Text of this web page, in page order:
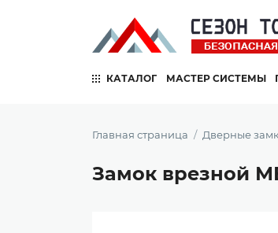
КАТАЛОГ МАСТЕР СИСТЕМЫ
Главная страница Дверные
Замок врезной